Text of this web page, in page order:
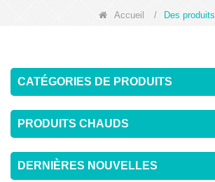
Accueil / Des produits
CATÉGORIES DE PRODUITS
PRODUITS CHAUDS
DERNIÈRES NOUVELLES